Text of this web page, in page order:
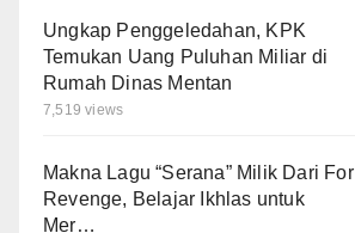
Ungkap Penggeledahan, KPK
Temukan Uang Puluhan Miliar di
Rumah Dinas Mentan
7,519 views
Makna Lagu “Serana” Milik Dari For
Revenge, Belajar Ikhlas untuk
Mer…